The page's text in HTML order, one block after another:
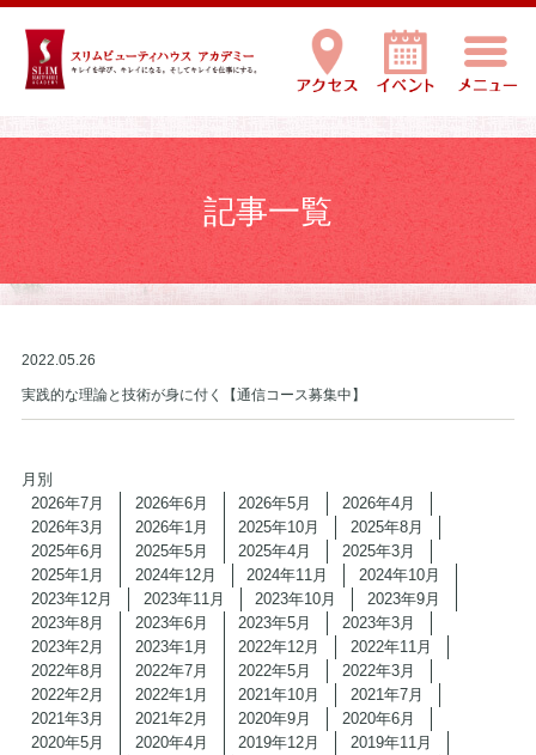
記事一覧
2022.05.26
実践的な理論と技術が身に付く【通信コース募集中】
月別
2026年7月
2026年6月 2026年5月
2026年4月
2026年3月
2026年1月 2025年10月
2025年8月
2025年6月
2025年5月 2025年4月
2025年3月
2025年1月
2024年12月 2024年11月
2024年10月
2023年12月
2023年11月 2023年10月
2023年9月
2023年8月
2023年6月 2023年5月
2023年3月
2023年2月
2023年1月 2022年12月
2022年11月
2022年8月
2022年7月 2022年5月
2022年3月
2022年2月
2022年1月 2021年10月
2021年7月
2021年3月
2021年2月 2020年9月
2020年6月
2020年5月
2020年4月 2019年12月
2019年11月